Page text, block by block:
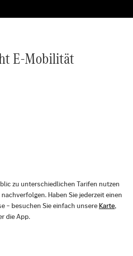
E-Mobilität
zu unterschiedlichen Tarifen nutzen
Haben Sie jederzeit einen
– besuchen Sie einfach unsere Karte,
die App.